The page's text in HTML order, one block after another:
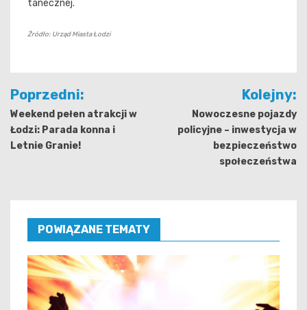
tanecznej.
Źródło: Urząd Miasta Łodzi
Nawigacja
wpisu
Poprzedni:
Weekend pełen atrakcji w
Łodzi: Parada konna i
Letnie Granie!
Kolejny:
Nowoczesne pojazdy
policyjne – inwestycja w
bezpieczeństwo
społeczeństwa
POWIĄZANE TEMATY